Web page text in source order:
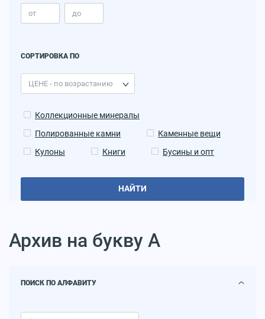
СОРТИРОВКА ПО
Коллекционные минералы
Полированные камни
Каменные вещи
Кулоны
Книги Бусины и опт
НАЙТИ
Архив на букву А
ПОИСК ПО АЛФАВИТУ